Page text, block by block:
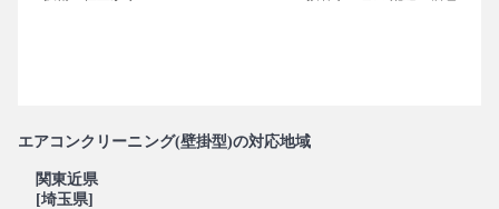
エアコンクリーニング(壁掛型)の対応地域
関東近県
[埼玉県]